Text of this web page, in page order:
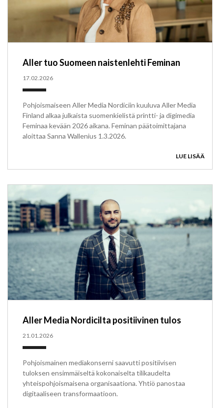
Aller tuo Suomeen naistenlehti Feminan
17.02.2026
Pohjoismaiseen Aller Media Nordiciin kuuluva Aller Media
Finland alkaa julkaista suomenkielistä printti- ja digimedia
Feminaa kevään 2026 aikana. Feminan päätoimittajana
aloittaa Sanna Wallenius 1.3.2026.
LUE LISÄÄ
Aller Media Nordicilta positiivinen tulos
21.01.2026
Pohjoismainen mediakonserni saavutti positiivisen
tuloksen ensimmäiseltä kokonaiselta tilikaudelta
yhteispohjoismaisena organisaationa. Yhtiö panostaa
digitaaliseen transformaatioon.